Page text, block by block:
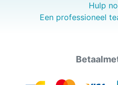
Hulp
Een professioneel